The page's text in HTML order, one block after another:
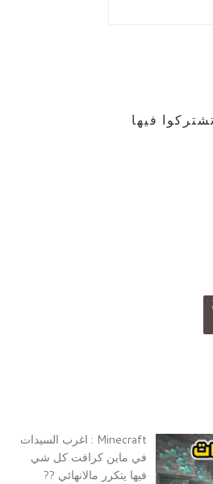
فيها
Minecraft : اغرب السيدات
في ماين كرافت كل شي
فيها يتكرر مالانهائي ??